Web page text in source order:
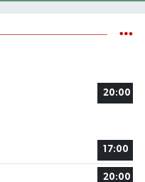
20:00
17:00
20:00